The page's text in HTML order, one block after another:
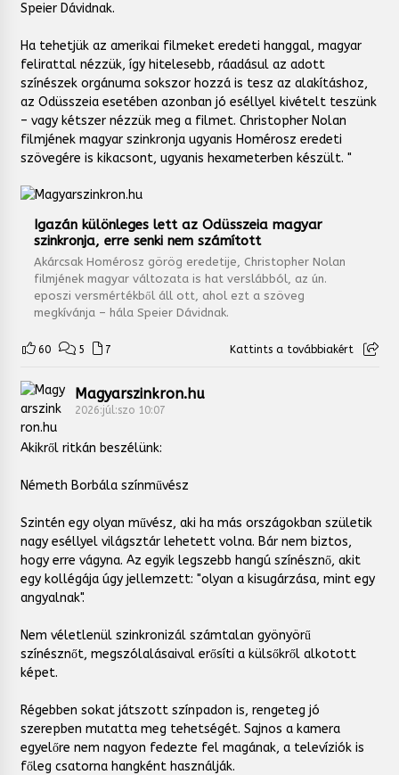
Speier Dávidnak.
Ha tehetjük az amerikai filmeket eredeti hanggal, magyar
felirattal nézzük, így hitelesebb, ráadásul az adott
színészek orgánuma sokszor hozzá is tesz az alakításhoz,
az Odüsszeia esetében azonban jó eséllyel kivételt teszünk
– vagy kétszer nézzük meg a filmet. Christopher Nolan
filmjének magyar szinkronja ugyanis Homérosz eredeti
szövegére is kikacsont, ugyanis hexameterben készült. "
Igazán különleges lett az Odüsszeia magyar
szinkronja, erre senki nem számított
Akárcsak Homérosz görög eredetije, Christopher Nolan
filmjének magyar változata is hat verslábból, az ún.
eposzi versmértékből áll ott, ahol ezt a szöveg
megkívánja – hála Speier Dávidnak.
60 5 7 Kattints a továbbiakért
Magyarszinkron.hu
2026:júl:szo 10:07
Akikről ritkán beszélünk:
Németh Borbála színművész
Szintén egy olyan művész, aki ha más országokban születik
nagy eséllyel világsztár lehetett volna. Bár nem biztos,
hogy erre vágyna. Az egyik legszebb hangú színésznő, akit
egy kollégája úgy jellemzett: "olyan a kisugárzása, mint egy
angyalnak".
Nem véletlenül szinkronizál számtalan gyönyörű
színésznőt, megszólalásaival erősíti a külsőkről alkotott
képet.
Régebben sokat játszott színpadon is, rengeteg jó
szerepben mutatta meg tehetségét. Sajnos a kamera
egyelőre nem nagyon fedezte fel magának, a televíziók is
főleg csatorna hangként használják.